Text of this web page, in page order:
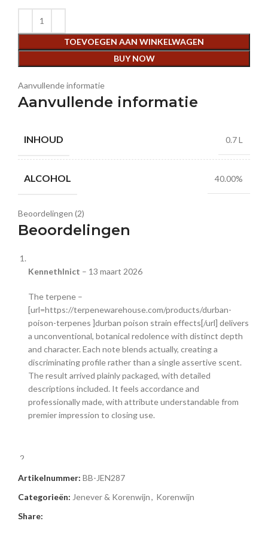
TOEVOEGEN AAN WINKELWAGEN
BUY NOW
Aanvullende informatie
Aanvullende informatie
INHOUD 0.7 L
ALCOHOL 40.00%
Beoordelingen (2)
Beoordelingen
KennethInict – 13 maart 2026
The terpene –
[url=https://terpenewarehouse.com/products/durban-
poison-terpenes ]durban poison strain effects[/url] delivers
a unconventional, botanical redolence with distinct depth
and character. Each note blends actually, creating a
discriminating profile rather than a single assertive scent.
The result arrived plainly packaged, with detailed
descriptions included. It feels accordance and
professionally made, with attribute understandable from
premier impression to closing use.
A CBD balm and
gummies ]cbd gummies brands[/url] from this maker has a
Artikelnummer: BB-JEN287
Categorieën: Jenever & Korenwijn, Korenwijn
Share: